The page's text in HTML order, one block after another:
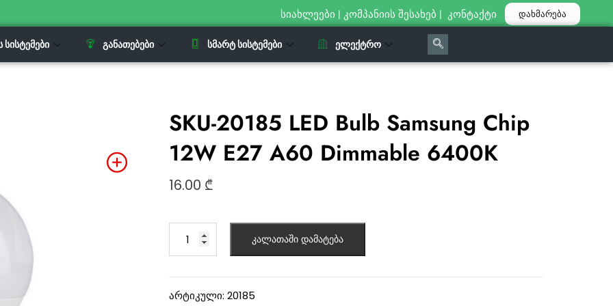
სიახლეები | კომპანიის შესახებ | კონტაქტი დახმარება
ᲡᲘᲡᲢᲔᲛᲔᲑᲘ ᲒᲐᲜᲐᲗᲔᲑᲔᲑᲘ ᲡᲛᲐᲠᲢ ᲡᲘᲡᲢᲔᲛᲔᲑᲘ ᲔᲚᲔᲥᲢᲠᲝ
SKU-20185 LED Bulb Samsung Chip
12W E27 A60 Dimmable 6400K
16.00 ₾
კალათაში დამატება
არტიკული: 20185